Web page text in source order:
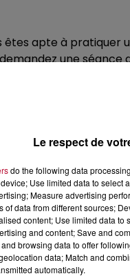
apte à pratiquer
une séance
les petites lignes.
responsabilité
résiliation,
:
en pause votre
Le respect de
do the following data
Use limited data to
Measure advertising
of data from different sources;
content; Use limited data to
and content; Save and
browsing data to offer
data; Match and
automatically.